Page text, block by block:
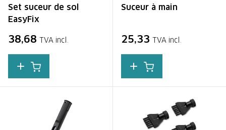
Set suceur de sol
EasyFix
38,68 TVA incl.
Suceur à main
25,33 TVA incl.